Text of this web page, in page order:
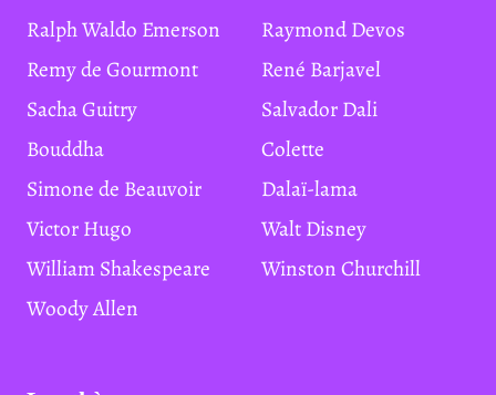
Ralph Waldo Emerson
Raymond Devos
Remy de Gourmont
René Barjavel
Sacha Guitry
Salvador Dali
Bouddha
Colette
Simone de Beauvoir
Dalaï-lama
Victor Hugo
Walt Disney
William Shakespeare
Winston Churchill
Woody Allen